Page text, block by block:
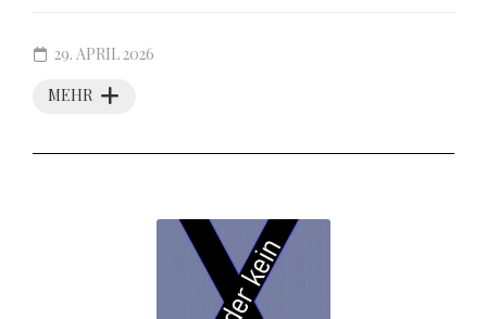
MEHR
29. APRIL 2026